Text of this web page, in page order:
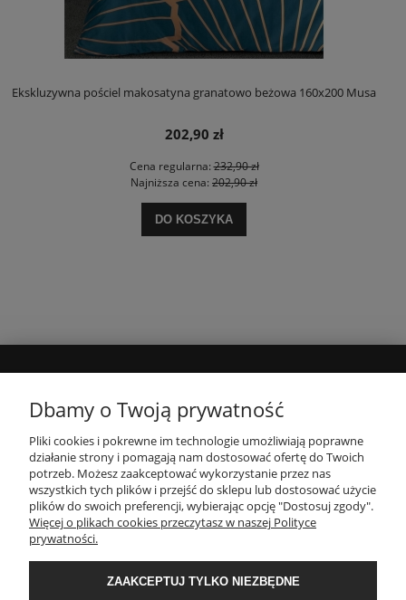
Ekskluzywna pościel makosatyna granatowo beżowa 160x200 Musa
202,90 zł
Cena regularna:232,90 zł
Najniższa cena: 202,90 zł
DO KOSZYKA
INFORMACJE
PŁATNOŚCI I DOSTAWA
O NAS
Dbamy o Twoją prywatność
Pliki cookies i pokrewne im technologie umożliwiają poprawne
działanie strony i pomagają nam dostosować ofertę do Twoich
potrzeb. Możesz zaakceptować wykorzystanie przez nas
wszystkich tych plików i przejść do sklepu lub dostosować użycie
plików do swoich preferencji, wybierając opcję "Dostosuj zgody".
Więcej o plikach cookies przeczytasz w naszej Polityce
prywatności.
ZAAKCEPTUJ TYLKO NIEZBĘDNE